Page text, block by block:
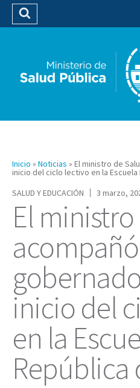
Buscar
Inicio » Noticias » El ministro de
inicio del ciclo lectivo en la Escuela
SALUD Y EDUCACIÓN
3 marzo,
El
inicio del
en la
República